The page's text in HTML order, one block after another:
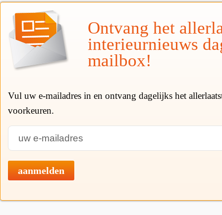
Ontvang het
interieurnieuws
mailbox!
Vul uw e-mailadres in en ontvang dagelijks het
voorkeuren.
aanmelden